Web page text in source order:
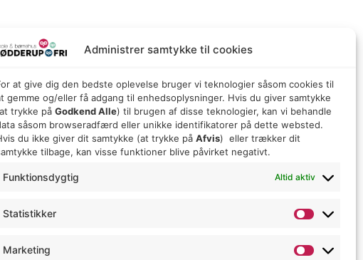
Administrer samtykke til cookies
at give dig den bedste oplevelse bruger vi teknologier såsom cookies til
gemme og/eller få adgang til enhedsoplysninger. Hvis du giver samtykke
trykke på Godkend Alle) til brugen af ​​disse teknologier, kan vi behandle
såsom browseradfærd eller unikke identifikatorer på dette websted.
du ikke giver dit samtykke (at trykke på Afvis) eller trækker dit
tilbage, kan visse funktioner blive påvirket negativt.
Funktionsdygtig Altid aktiv
Statistikker
Marketing